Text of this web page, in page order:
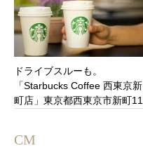
ドライブスルーも。
「Starbucks Coffee 西東京新
町店」東京都西東京市新町11
CM